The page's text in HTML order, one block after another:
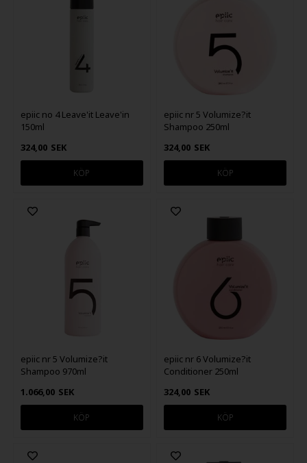
epiic no 4 Leave'it Leave'in
150ml
324,00 SEK
epiic nr 5 Volumize?it
Shampoo 250ml
324,00 SEK
epiic nr 5 Volumize?it
Shampoo 970ml
1.066,00 SEK
epiic nr 6 Volumize?it
Conditioner 250ml
324,00 SEK